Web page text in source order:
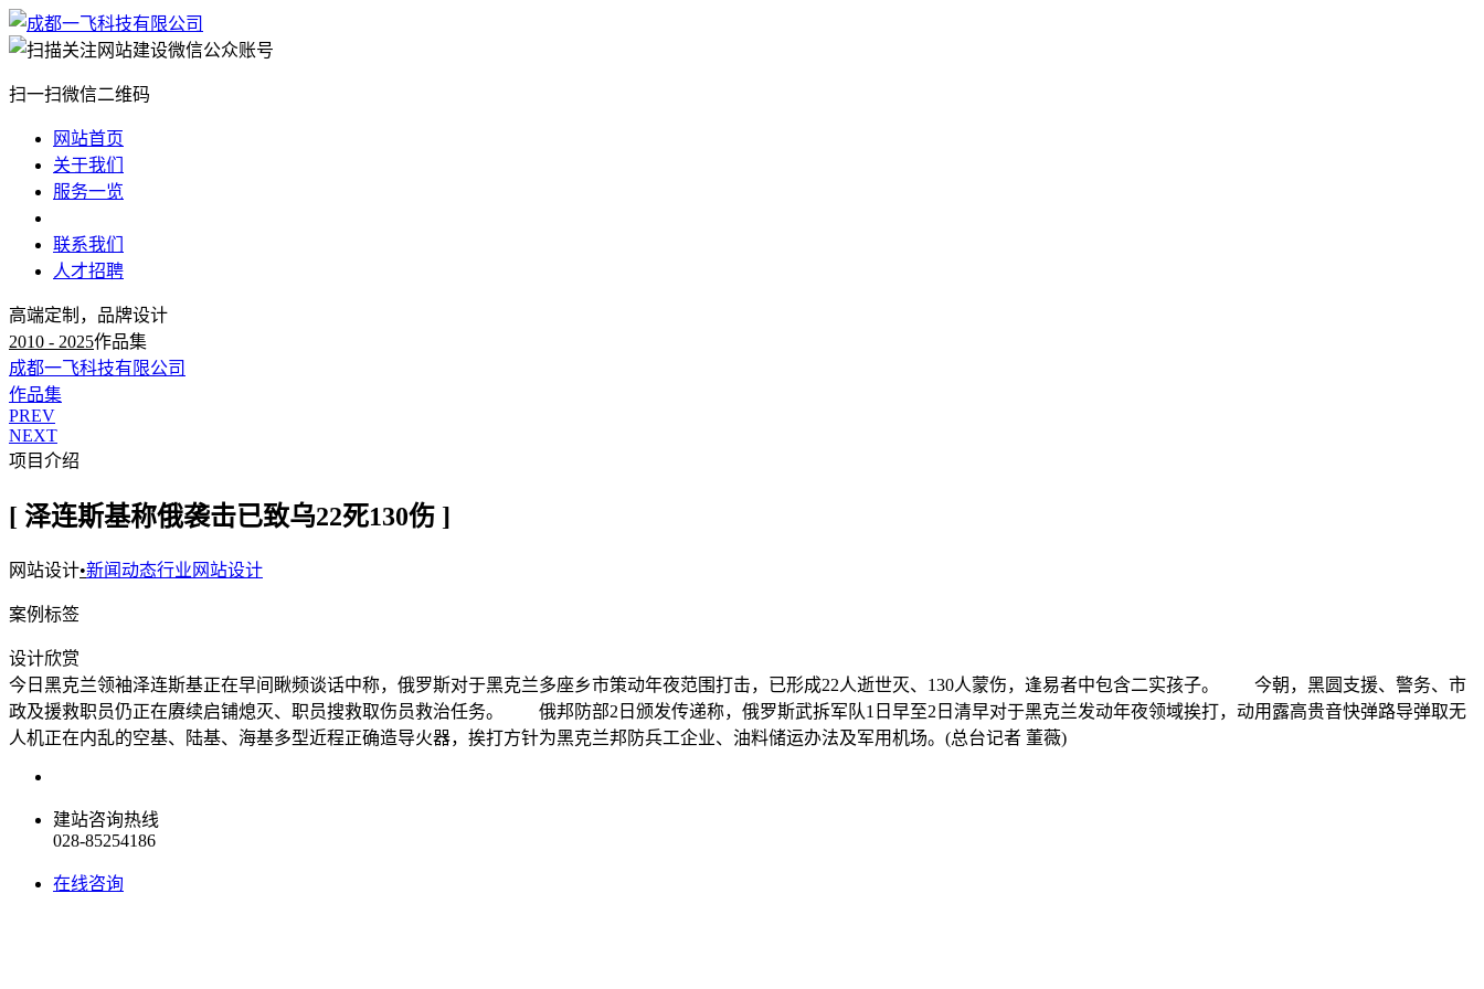
扫一扫微信二维码
网站首页
关于我们
服务一览
联系我们
人才招聘
高端定制，品牌设计
2010 - 2025作品集
成都一飞科技有限公司
作品集
PREV
NEXT
项目介绍
[ 泽连斯基称俄袭击已致乌22死130伤 ]
网站设计•新闻动态行业网站设计
案例标签
设计欣赏
今日黑克兰领袖泽连斯基正在早间瞅频谈话中称，俄罗斯对于黑克兰多座乡市策动年夜范围打击，已形成22人逝世灭、130人蒙伤，逢易者中包含二实孩子。 今朝，黑圆支援、警务、市
政及援救职员仍正在赓续启铺熄灭、职员搜救取伤员救治任务。 俄邦防部2日颁发传递称，俄罗斯武拆军队1日早至2日清早对于黑克兰发动年夜领域挨打，动用露高贵音快弹路导弹取无
人机正在内乱的空基、陆基、海基多型近程正确造导火器，挨打方针为黑克兰邦防兵工企业、油料储运办法及军用机场。(总台记者 董薇)
建站咨询热线
028-85254186
在线咨询